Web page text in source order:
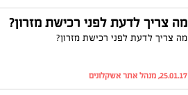
מה צריך לדעת לפני רכישת מזרון?
מה צריך לדעת לפני רכישת מזרון?
25.01.17, מנהל אתר אשקלונים